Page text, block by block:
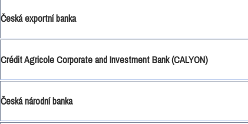
Česká exportní banka
Crédit Agricole Corporate and Investment Bank (CALYON)
Česká národní banka